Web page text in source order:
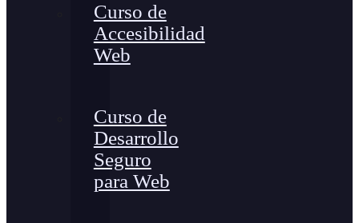
Curso de
Accesibilidad
Web
Curso de
Desarrollo
Seguro
para Web